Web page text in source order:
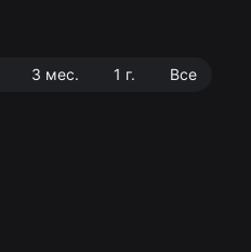
3 мес. 1 г. Все